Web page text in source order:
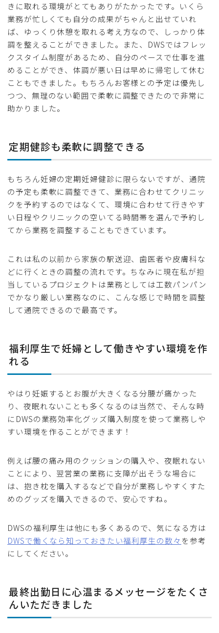
きに取れる環境がとてもありがたかったです。いくら
業務が忙しくても自分の成果がちゃんと出せていれ
ば、ゆっくり休憩を取れる考え方なので、しっかり体
調を整えることができました。また、DWSではフレッ
クスタイム制度があるため、自分のペースで仕事を進
めることができ、体調が悪い日は早めに帰宅して休む
こともできました。もちろんお客様との予定は優先し
つつ、無理のない範囲で柔軟に調整できたので非常に
助かりました。
定期健診も柔軟に調整できる
もちろん妊婦の定期妊婦健診に限らないですが、通院
の予定も柔軟に調整できて、業務に合わせてクリニッ
クを予約するのではなくて、環境に合わせて行きやす
い日程やクリニックの空いてる時間帯を選んで予約し
てから業務を調整することもできています。
これは私の以前から家族の駅送迎、歯医者や皮膚科な
どに行くときの調整の流れです。ちなみに現在私が担
当しているプロジェクトは業務としては工数パンパン
でかなり厳しい業務なのに、こんな感じで時間を調整
して通院できるので最高です。
福利厚生で妊婦として働きやすい環境を作
れる
やはり妊娠するとお腹が大きくなる分腰が痛かった
り、夜眠れないことも多くなるのは当然で、そんな時
にDWSの業務効率化グッズ購入制度を使って業務しや
すい環境を作ることができます！
例えば腰の痛み用のクッションの購入や、夜眠れない
ことにより、翌営業の業務に支障が出そうな場合に
は、抱き枕を購入するなどで自分が業務しやすくすた
めのグッズを購入できるので、安心ですね。
DWSの福利厚生は他にも多くあるので、気になる方は
DWSで働くなら知っておきたい福利厚生の数々 を参考
にしてください。
最終出勤日に心温まるメッセージをたくさ
んいただきました